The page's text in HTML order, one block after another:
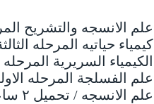
علم الانسجه والتشريح المرحله الاولى
كيمياء حياتيه المرحله الثالثة ٦ساعات (كورس
الكيمياء السريرية المرحله الخامسه ٦
علم الفسلجة المرحله الاولى ٦ ساعات (كورس
علم الانسجه / تحميل ٢ ساعه (كورس ثاني )